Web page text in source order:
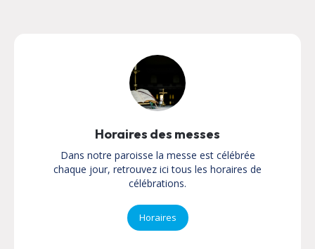
Horaires des messes
Dans notre paroisse la messe est célébrée
chaque jour, retrouvez ici tous les horaires de
célébrations.
Horaires